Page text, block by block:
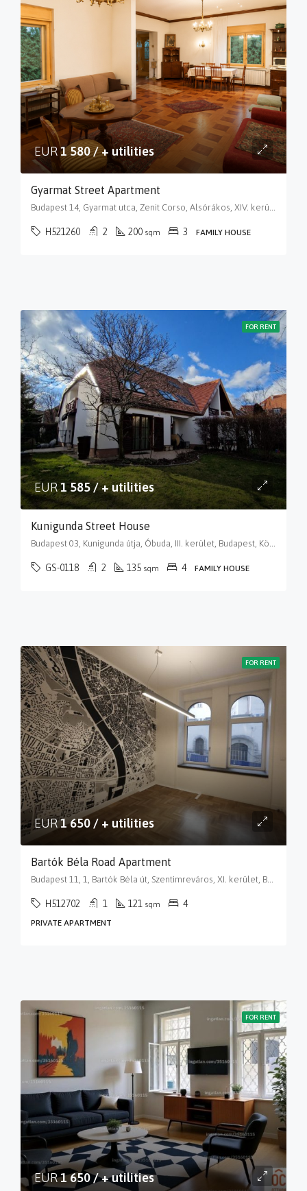
EUR1 580 / + utilities
Gyarmat Street Apartment
Budapest 14, Gyarmat utca, Zenit Corso, Alsórákos, XIV. kerület, Budapest, Közép-Magyarország, 1147, Magyarország
H521260 2 200 sqm 3 FAMILY HOUSE
FOR RENT
EUR1 585 / + utilities
Kunigunda Street House
Budapest 03, Kunigunda útja, Óbuda, III. kerület, Budapest, Közép-Magyarország, 1035, Magyarország
GS-0118 2 135 sqm 4 FAMILY HOUSE
FOR RENT
EUR1 650 / + utilities
Bartók Béla Road Apartment
Budapest 11, 1, Bartók Béla út, Szentimreváros, XI. kerület, Budapest, Közép-Magyarország, 1114, Magyarország
H512702 1 121 sqm 4
PRIVATE APARTMENT
FOR RENT
EUR1 650 / + utilities